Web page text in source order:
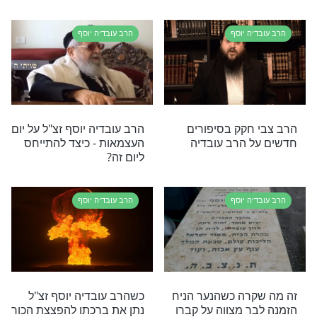
יוסף הרב עובדיה יוסף
הרב עובדיה יוסף לנשים
יוסף הרב עובדיה יוסף